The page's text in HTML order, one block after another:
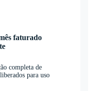
faturado
completa de
para uso